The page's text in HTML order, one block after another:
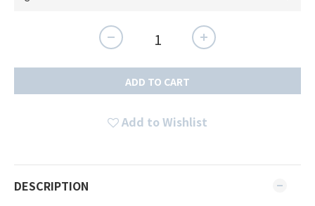
ADD TO CART
Add to Wishlist
DESCRIPTION